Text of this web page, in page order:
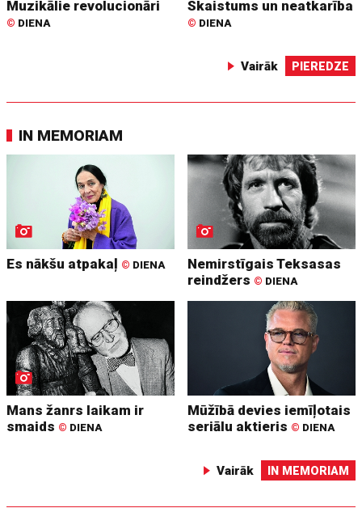
Muzikālie revolucionāri
© DIENA
Skaistums un neatkarība
© DIENA
Vairāk PIEREDZE
IN MEMORIAM
Es nākšu atpakaļ © DIENA
Nemirstīgais Teksasas
reindžers © DIENA
Mans žanrs laikam ir
smaids © DIENA
Mūžībā devies iemīļotais
seriālu aktieris © DIENA
Vairāk IN MEMORIAM